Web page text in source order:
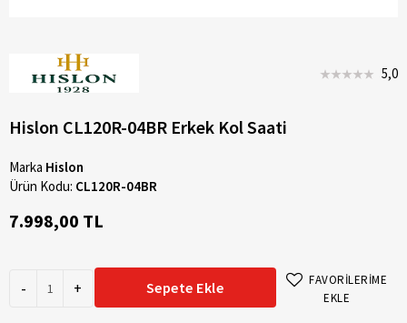
5,0
Hislon CL120R-04BR Erkek Kol Saati
Marka Hislon
Ürün Kodu: CL120R-04BR
7.998,00 TL
- + Sepete Ekle
FAVORİLERİME
EKLE